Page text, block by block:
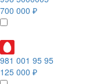
700 000 ₽
981 001 95 95
125 000 ₽